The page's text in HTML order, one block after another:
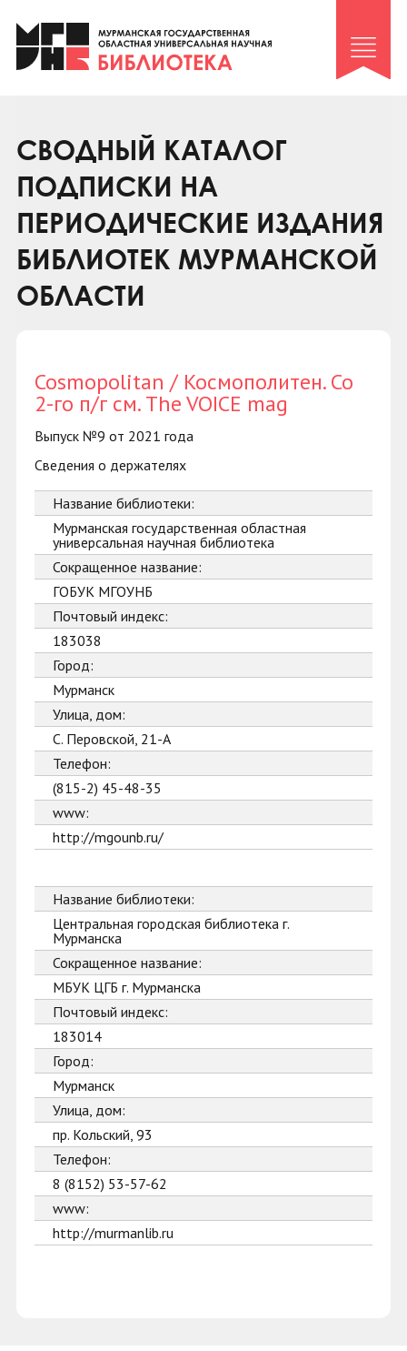
Клуб «Гиря и сельдерей»
Клуб «Семейный архив»
Коллегам
Контакты
СВОДНЫЙ КАТАЛОГ
ПОДПИСКИ НА
ПЕРИОДИЧЕСКИЕ ИЗДАНИЯ
БИБЛИОТЕК МУРМАНСКОЙ
ОБЛАСТИ
Cosmopolitan / Космополитен. Со
2-го п/г см. The VOICE mag
Выпуск №9 от 2021 года
Сведения о держателях
Название библиотеки:
Мурманская государственная областная
универсальная научная библиотека
Сокращенное название:
ГОБУК МГОУНБ
Почтовый индекс:
183038
Город:
Мурманск
Улица, дом:
С. Перовской, 21-А
Телефон:
(815-2) 45-48-35
www:
http://mgounb.ru/
Название библиотеки:
Центральная городская библиотека г.
Мурманска
Сокращенное название:
МБУК ЦГБ г. Мурманска
Почтовый индекс:
183014
Город:
Мурманск
Улица, дом:
пр. Кольский, 93
Телефон:
8 (8152) 53-57-62
www:
http://murmanlib.ru